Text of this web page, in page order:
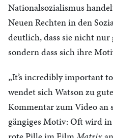
Nationalsozialismus
Neuen Rechten in den
deutlich, dass sie nicht
sondern dass sich ihre
„It’s incredibly important
wendet sich Watson zu
Kommentar zum Video an
gängiges Motiv: Oft wird